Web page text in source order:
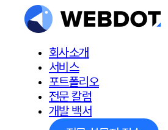
회사소개
서비스
포트폴리오
전문 칼럼
개발 백서